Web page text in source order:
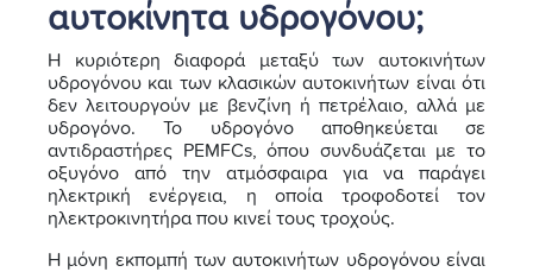
αυτοκίνητα υδρογόνου;
Η κυριότερη διαφορά μεταξύ των αυτοκινήτων
υδρογόνου και των κλασικών αυτοκινήτων είναι ότι
δεν λειτουργούν με βενζίνη ή πετρέλαιο, αλλά με
υδρογόνο. Το υδρογόνο αποθηκεύεται σε
αντιδραστήρες PEMFCs, όπου συνδυάζεται με το
οξυγόνο από την ατμόσφαιρα για να παράγει
ηλεκτρική ενέργεια, η οποία τροφοδοτεί τον
ηλεκτροκινητήρα που κινεί τους τροχούς.
Η μόνη εκπομπή των αυτοκινήτων υδρογόνου είναι